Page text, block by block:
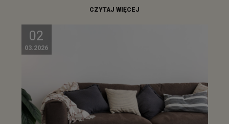
CZYTAJ WIĘCEJ
02
03.2026